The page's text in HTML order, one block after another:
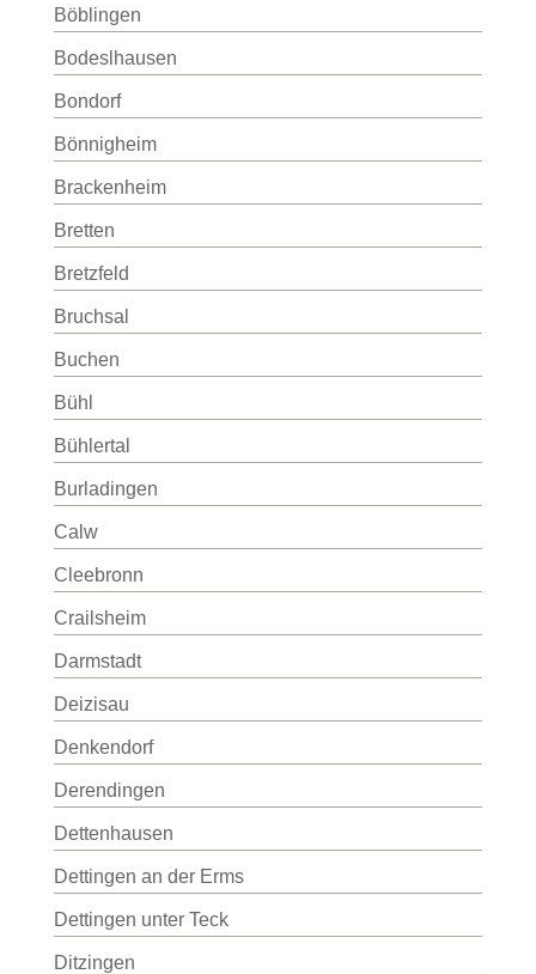
Böblingen
Bodeslhausen
Bondorf
Bönnigheim
Brackenheim
Bretten
Bretzfeld
Bruchsal
Buchen
Bühl
Bühlertal
Burladingen
Calw
Cleebronn
Crailsheim
Darmstadt
Deizisau
Denkendorf
Derendingen
Dettenhausen
Dettingen an der Erms
Dettingen unter Teck
Ditzingen